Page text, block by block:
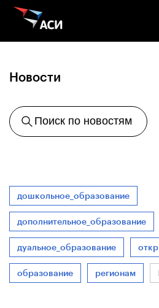
Агентство
Новости
Поиск по новостям
дошкольное_образование
дополнительное_образование
дуальное_образование
образование регионам